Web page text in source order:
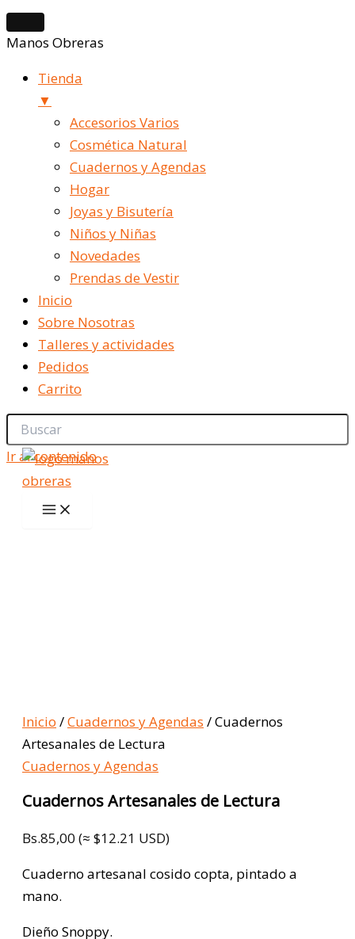
Manos Obreras
Tienda
▼
Accesorios Varios
Cosmética Natural
Cuadernos y Agendas
Hogar
Joyas y Bisutería
Niños y Niñas
Novedades
Prendas de Vestir
Inicio
Sobre Nosotras
Talleres y actividades
Pedidos
Carrito
Ir al contenido
Inicio /Cuadernos y Agendas / Cuadernos
Artesanales de Lectura
Cuadernos y Agendas
Cuadernos Artesanales de Lectura
Bs.85,00 (≈ $12.21 USD)
Cuaderno artesanal cosido copta, pintado a
mano.
Dieño Snoppy.